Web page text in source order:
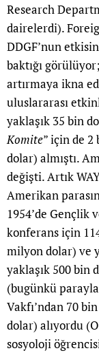
Research
dairelerdi).
DDGF’nun
baktığı
artırmaya ikna
uluslararası
yaklaşık 35 bin
Komite” için de
dolar) almıştı.
değişti. Artık
Amerikan
1954’de Gençlik
konferans için
milyon dolar) ve
yaklaşık 500 bin
(bugünkü
Vakfı’ndan 70
dolar) alıyordu (O
sosyoloji